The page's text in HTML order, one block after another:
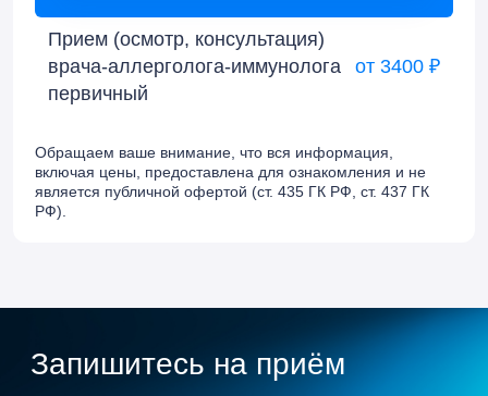
Прием (осмотр, консультация)
врача-аллерголога-иммунолога
первичный
от 3400 ₽
Обращаем ваше внимание, что вся информация,
включая цены, предоставлена для ознакомления и не
является публичной офертой (ст. 435 ГК РФ, cт. 437 ГК
РФ).
Запишитесь на приём